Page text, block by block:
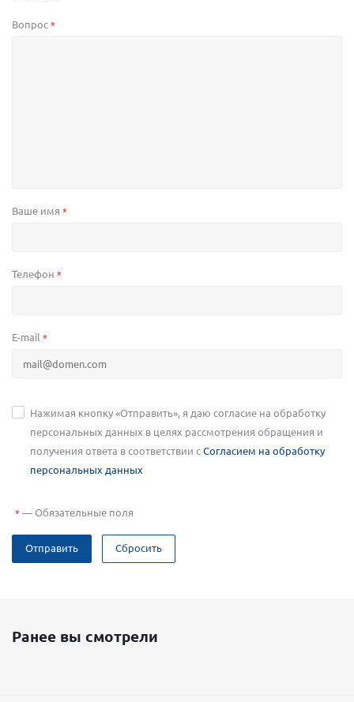
Вопрос*
Ваше имя *
Телефон *
E-mail *
Нажимая кнопку «Отправить», я даю согласие на обработку
персональных данных в целях рассмотрения обращения и
получения ответа в соответствии сСогласием на обработку
персональных данных
*—Обязательные поля
Отправить Сбросить
Ранее вы смотрели